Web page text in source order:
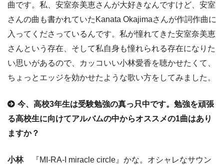
曲です。私、安室奈美恵さんが大好きなんですけど、安室
さんの曲も書かれていたKanata Okajimaさんが作詞作曲に
入ってくださっているんです。私が憧れてきた安室奈美恵
さんという存在、そして私自身も憧れられる存在になりた
い思いがあるので、カッコいい小林愛香を聴かせたくて、
ちょっとエッジを効かせたような歌い方をしてみました。
今、高校3年生は受験勉強の真っ只中です。勉強を頑張
る高校生に向けてアルバムの中からオススメの1曲はあり
ますか？
小林『MI-RA-I miracle circle』かな。オシャレなサウン